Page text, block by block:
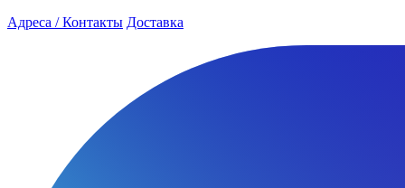
Адреса / Контакты Доставка